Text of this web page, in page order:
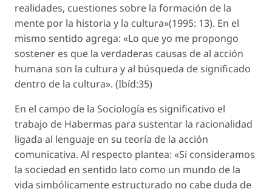
realidades, cuestiones sobre la formación de la
mente por la historia y la cultura»(1995: 13). En el
mismo sentido agrega: «Lo que yo me propongo
sostener es que la verdaderas causas de al acción
humana son la cultura y al búsqueda de significado
dentro de la cultura». (Ibíd:35)
En el campo de la Sociología es significativo el
trabajo de Habermas para sustentar la racionalidad
ligada al lenguaje en su teoría de la acción
comunicativa. Al respecto plantea: «Si consideramos
la sociedad en sentido lato como un mundo de la
vida simbólicamente estructurado no cabe duda de